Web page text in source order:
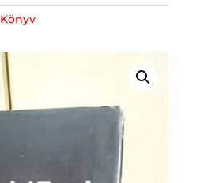
Könyv